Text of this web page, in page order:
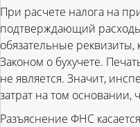
При расчете налога на
подтверждающий
обязательные
Законом о бухучете.
не является. Значит,
затрат на том основании,
Разъяснение ФНС